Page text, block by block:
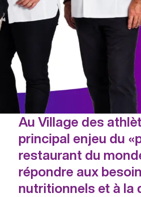
Au Village des
principal enjeu du
restaurant du
répondre aux
nutritionnels et à la